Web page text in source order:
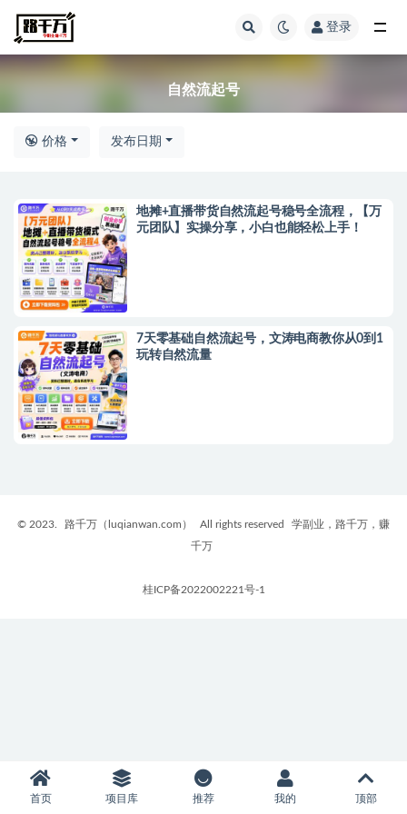
登录
自然流起号
价格 发布日期
地摊+直播带货自然流起号稳号全流程，【万
元团队】实操分享，小白也能轻松上手！
7天零基础自然流起号，文涛电商教你从0到1
玩转自然流量
© 2023. 路千万（luqianwan.com） All rights reserved
学副业，路千万，赚
千万
桂ICP备2022002221号-1
首页 项目库 推荐 我的 顶部